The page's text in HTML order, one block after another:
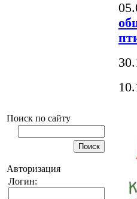
Поиск по сайту
Авторизация
Логин: